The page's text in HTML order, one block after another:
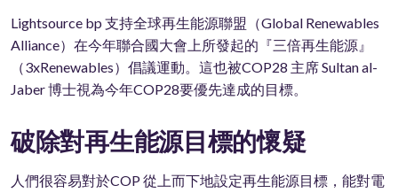
Lightsource bp 支持全球再生能源聯盟（Global Renewables
Alliance）在今年聯合國大會上所發起的『三倍再生能源』
（3xRenewables）倡議運動。這也被COP28 主席 Sultan al-
Jaber 博士視為今年COP28要優先達成的目標。
破除對再生能源目標的懷疑
人們很容易對於COP 從上而下地設定再生能源目標，能對電